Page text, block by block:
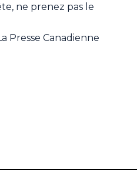
ne prenez pas le
Presse Canadienne